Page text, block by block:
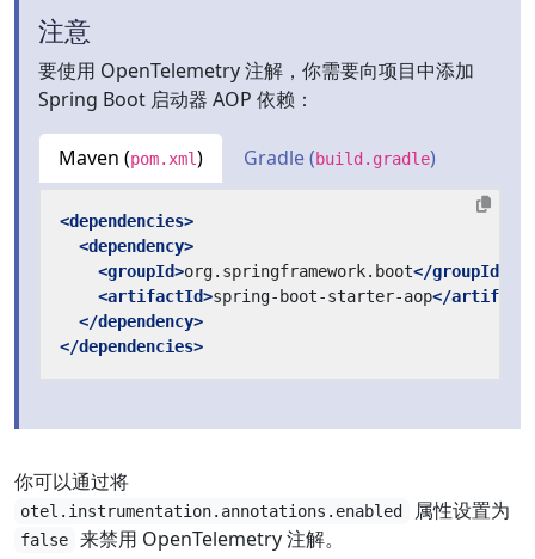
注意
要使用 OpenTelemetry 注解，你需要向项目中添加
Spring Boot 启动器 AOP 依赖：
Maven (pom.xml) Gradle (build.gradle)
<dependencies>
<dependency>
<groupId>org.springframework.boot</groupId>
<artifactId>spring-boot-starter-aop</
</dependency>
</dependencies>
你可以通过将
otel.instrumentation.annotations.enabled 属性设置为
false
来禁用 OpenTelemetry 注解。